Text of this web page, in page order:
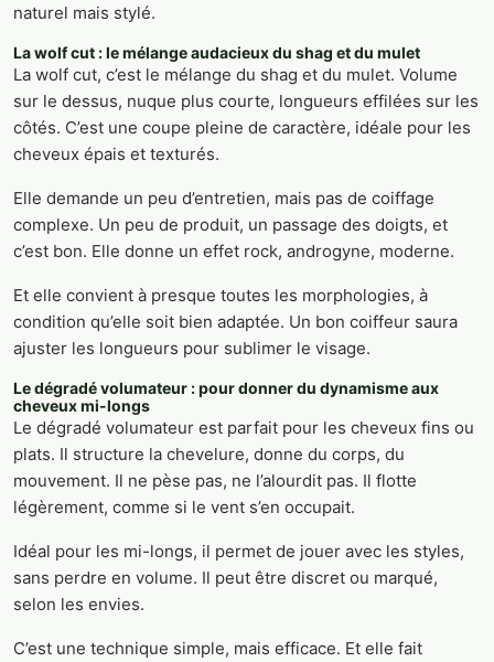
naturel mais stylé.
La wolf cut : le mélange audacieux du shag et du mulet
La wolf cut, c’est le mélange du shag et du mulet. Volume
sur le dessus, nuque plus courte, longueurs effilées sur les
côtés. C’est une coupe pleine de caractère, idéale pour les
cheveux épais et texturés.
Elle demande un peu d’entretien, mais pas de coiffage
complexe. Un peu de produit, un passage des doigts, et
c’est bon. Elle donne un effet rock, androgyne, moderne.
Et elle convient à presque toutes les morphologies, à
condition qu’elle soit bien adaptée. Un bon coiffeur saura
ajuster les longueurs pour sublimer le visage.
Le dégradé volumateur : pour donner du dynamisme aux
cheveux mi-longs
Le dégradé volumateur est parfait pour les cheveux fins ou
plats. Il structure la chevelure, donne du corps, du
mouvement. Il ne pèse pas, ne l’alourdit pas. Il flotte
légèrement, comme si le vent s’en occupait.
Idéal pour les mi-longs, il permet de jouer avec les styles,
sans perdre en volume. Il peut être discret ou marqué,
selon les envies.
C’est une technique simple, mais efficace. Et elle fait